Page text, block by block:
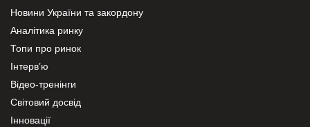
Новини України та закордону
Аналітика ринку
Топи про ринок
Інтерв’ю
Відео-тренінги
Світовий досвід
Інновації